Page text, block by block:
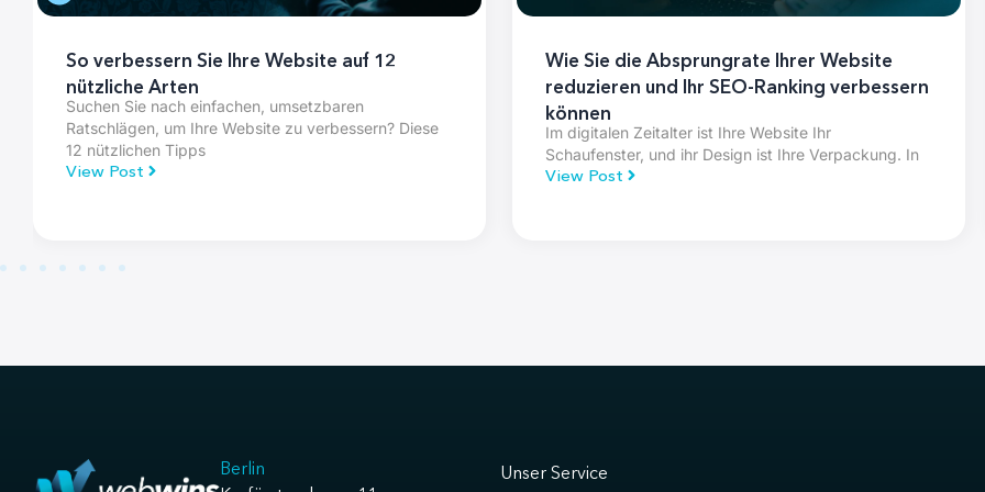
Ihre Website auf 12
umsetzbaren
Website zu verbessern? Diese
Wie Sie die Absprungrate Ihrer Website
reduzieren und Ihr SEO-Ranking verbessern
können
Im digitalen Zeitalter ist Ihre Website Ihr
Schaufenster, und ihr Design ist Ihre Verpackung. In
So nutzen Sie die
Conversions in die
Stellen Sie sich nun
Berg hinaufsteigen.
View Post
Berlin
Unser Service